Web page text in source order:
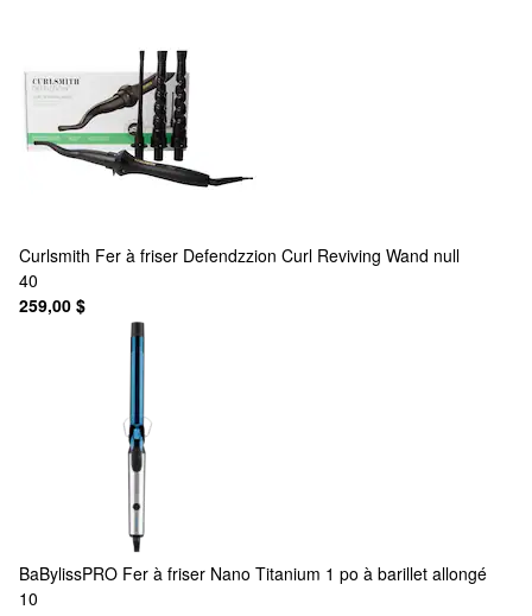
Curlsmith Fer à friser Defendzzion Curl Reviving Wand null
40
259,00 $
BaBylissPRO Fer à friser Nano Titanium 1 po à barillet allongé
10